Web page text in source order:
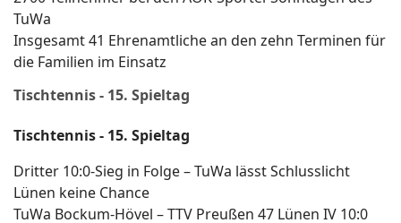
TuWa
Insgesamt 41 Ehrenamtliche an den zehn Terminen für
die Familien im Einsatz
Tischtennis - 15. Spieltag
Tischtennis - 15. Spieltag
Dritter 10:0-Sieg in Folge – TuWa lässt Schlusslicht
Lünen keine Chance
TuWa Bockum-Hövel – TTV Preußen 47 Lünen IV 10:0